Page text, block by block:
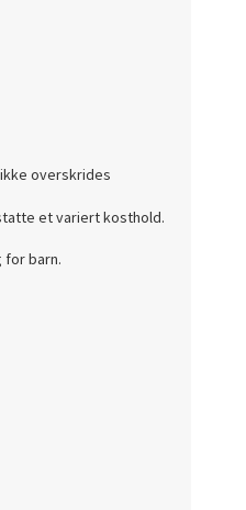
overskrides
et variert kosthold.
barn.